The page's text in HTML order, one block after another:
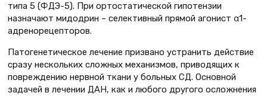
типа 5 (ФДЭ-5). При ортостатической гипотензии
назначают мидодрин – селективный прямой агонист α1-
адренорецепторов.
Патогенетическое лечение призвано устранить действие
сразу нескольких сложных механизмов, приводящих к
повреждению нервной ткани у больных СД. Основной
задачей в лечении ДАН, как и любого другого осложнения